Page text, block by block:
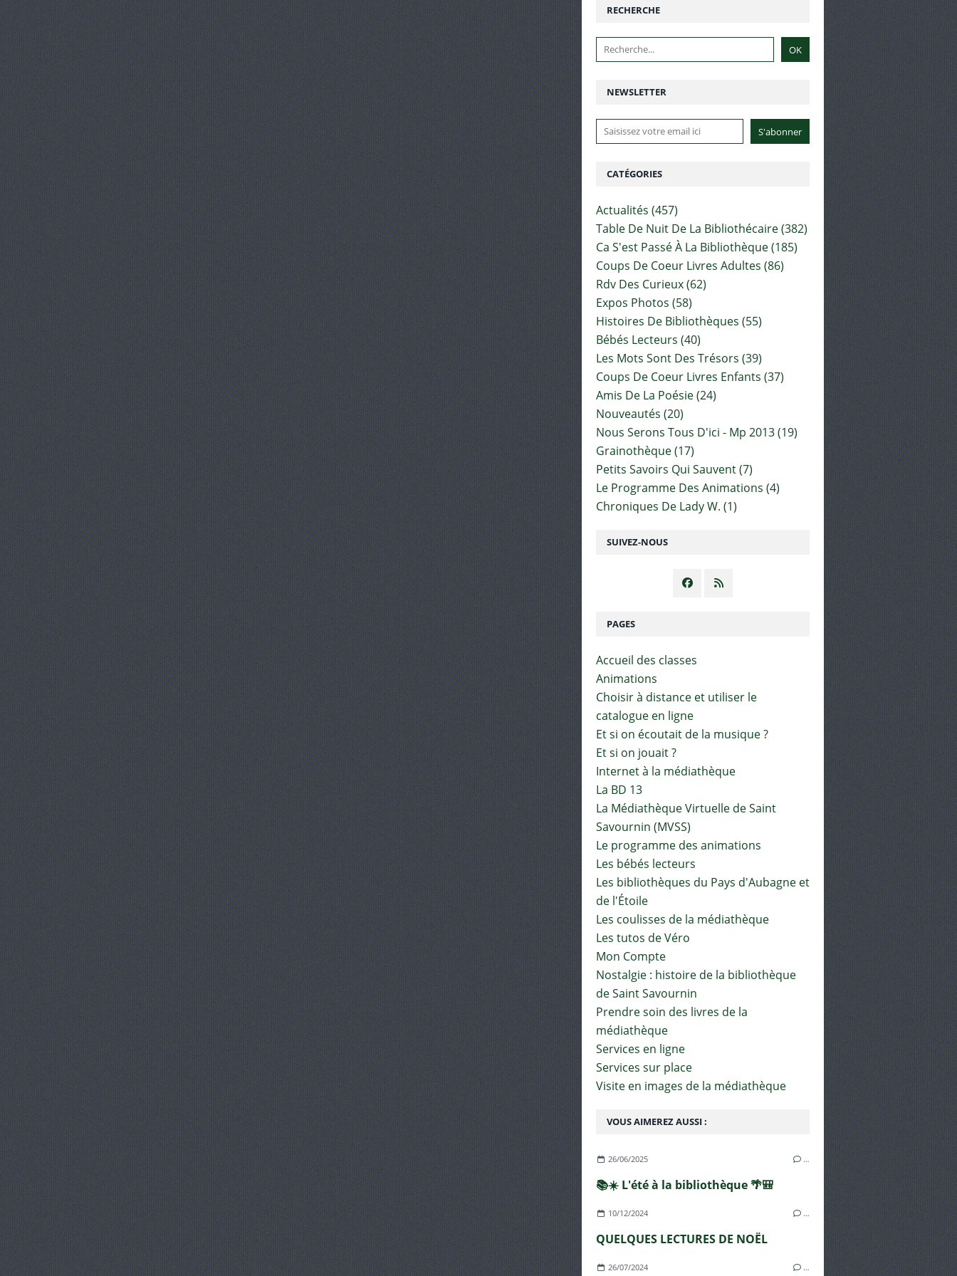
NEWSLETTER
SUIVEZ-NOUS
RECHERCHE
VOUS AIMEREZ AUSSI :
26/06/2025 …
📚☀️ L'été à la bibliothèque 🌴🎒
10/12/2024 …
QUELQUES LECTURES DE NOËL
26/07/2024 …
PAGES
Accueil des classes
Animations
Choisir à distance et utiliser le
catalogue en ligne
Et si on écoutait de la musique ?
Et si on jouait ?
Internet à la médiathèque
La BD 13
La Médiathèque Virtuelle de Saint
Savournin (MVSS)
Le programme des animations
Les bébés lecteurs
Les bibliothèques du Pays d'Aubagne et
de l'Étoile
Les coulisses de la médiathèque
Les tutos de Véro
Mon Compte
Nostalgie : histoire de la bibliothèque
de Saint Savournin
Prendre soin des livres de la
médiathèque
Services en ligne
Services sur place
Visite en images de la médiathèque
CATÉGORIES
Actualités (457)
Table De Nuit De La Bibliothécaire(382)
Ca S'est Passé À La Bibliothèque(185)
Coups De Coeur Livres Adultes (86)
Rdv Des Curieux(62)
Expos Photos (58)
Histoires De Bibliothèques (55)
Bébés Lecteurs (40)
Les Mots Sont Des Trésors (39)
Coups De Coeur Livres Enfants (37)
Amis De La Poésie(24)
Nouveautés (20)
Nous Serons Tous D'ici - Mp 2013(19)
Grainothèque(17)
Petits Savoirs Qui Sauvent(7)
Le Programme Des Animations (4)
Chroniques De Lady W. (1)